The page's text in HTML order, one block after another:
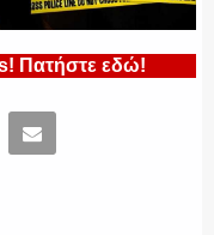
Πατήστε εδώ!